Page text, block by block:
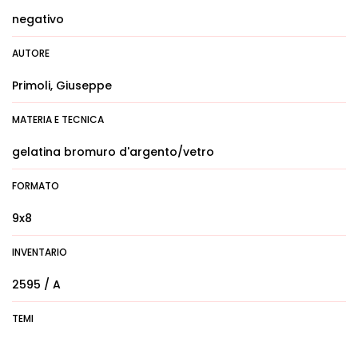
negativo
AUTORE
Primoli, Giuseppe
MATERIA E TECNICA
gelatina bromuro d'argento/vetro
FORMATO
9x8
INVENTARIO
2595 / A
TEMI